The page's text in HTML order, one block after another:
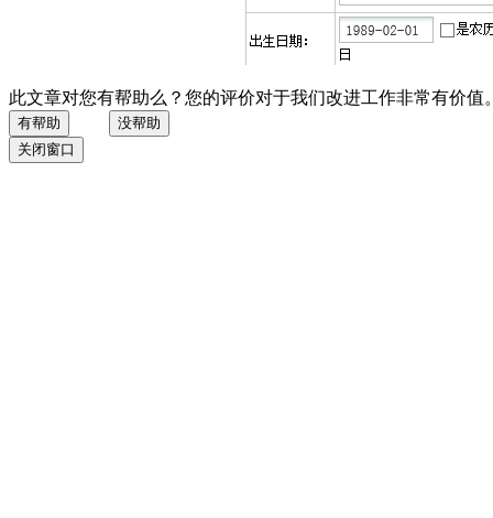
此文章对您有帮助么？您的评价对于我们改进工作非常有价值